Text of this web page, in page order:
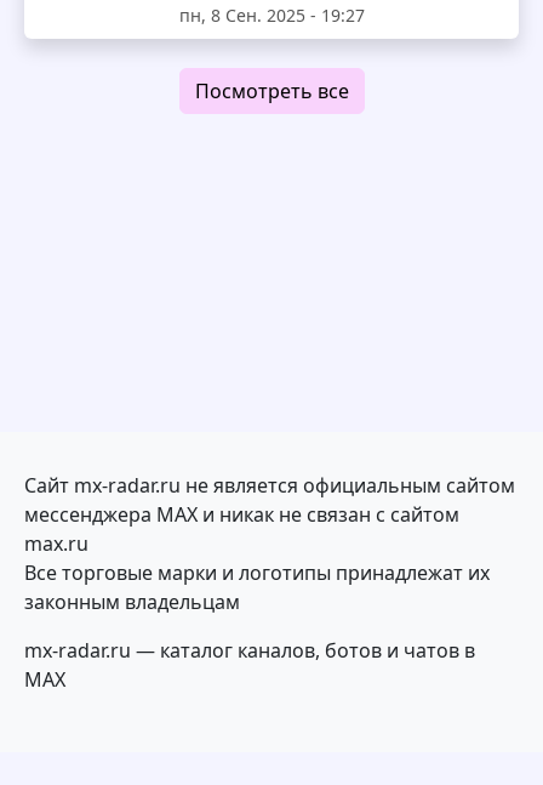
пн, 8 Сен. 2025 - 19:27
Посмотреть все
Сайт mx-radar.ru не является официальным сайтом
мессенджера MAX и никак не связан с сайтом
max.ru
Все торговые марки и логотипы принадлежат их
законным владельцам
mx-radar.ru — каталог каналов, ботов и чатов в
MAX